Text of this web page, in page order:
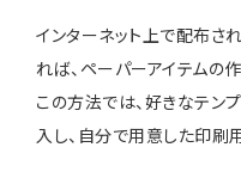
インターネット上で配布さ
れば、ペーパーアイテムの
この方法では、好きなテン
入し、自分で用意した印刷